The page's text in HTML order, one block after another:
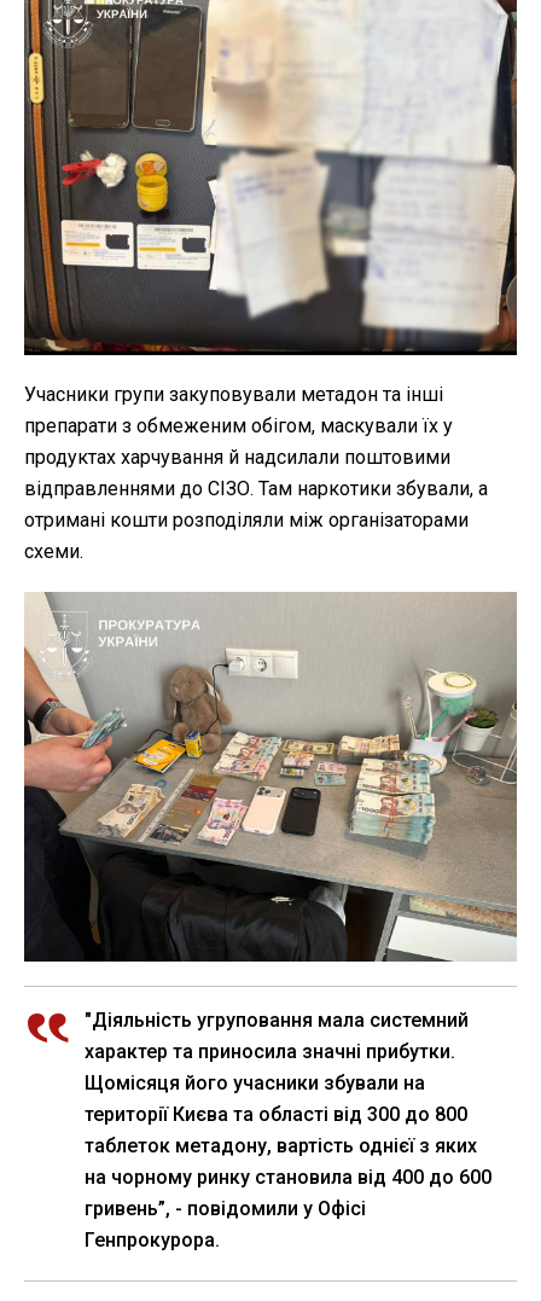
Учасники групи закуповували метадон та інші
препарати з обмеженим обігом, маскували їх у
продуктах харчування й надсилали поштовими
відправленнями до СІЗО. Там наркотики збували, а
отримані кошти розподіляли між організаторами
схеми.
"Діяльність угруповання мала системний
характер та приносила значні прибутки.
Щомісяця його учасники збували на
території Києва та області від 300 до 800
таблеток метадону, вартість однієї з яких
на чорному ринку становила від 400 до 600
гривень”, - повідомили у Офісі
Генпрокурора.